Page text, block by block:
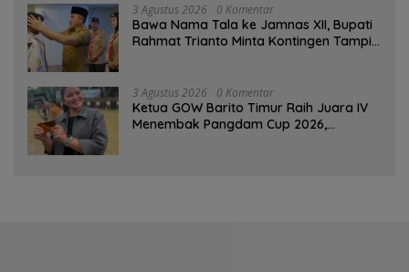
3 Agustus 2026 0 Komentar
Bawa Nama Tala ke Jamnas XII, Bupati
Rahmat Trianto Minta Kontingen Tampil
3 Agustus 2026 0 Komentar
Ketua GOW Barito Timur Raih Juara IV
Menembak Pangdam Cup 2026,